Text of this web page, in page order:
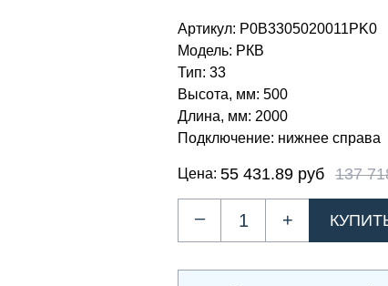
Артикул: Р0В3305020011PK0
Модель: РКВ
Тип: 33
Высота, мм: 500
Длина, мм: 2000
Подключение: нижнее справа
Цена: 55 431.89 руб 137
– +